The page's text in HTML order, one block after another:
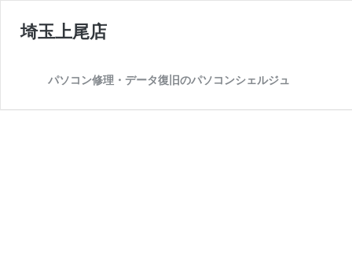
埼玉上尾店
パソコン修理・データ復旧のパソコンシェルジュ